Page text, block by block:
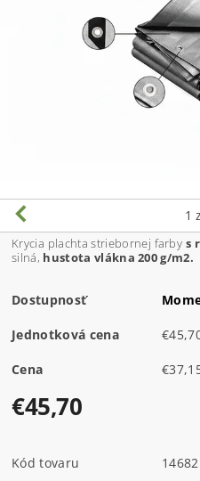
1
Krycia plachta striebornej farby s
silná, hustota vlákna 200 g/m2.
Dostupnosť
Jednotková cena
Cena
€45,70
Kód tovaru
14682